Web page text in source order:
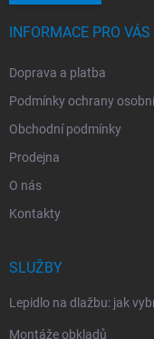
INFORMACE PRO VÁS
Doprava a platba
Podmínky ochrany
Obchodní podmínky
Prodejna
O nás
Kontakty
SLUŽBY
Lepidlo na dlažbu: jak
Montáže obkladů